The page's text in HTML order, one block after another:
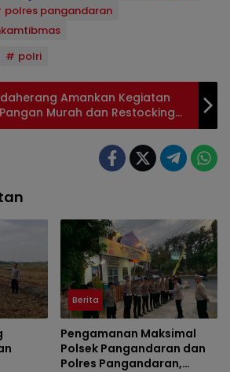
polres pangandaran
polri
Amankan Kegiatan
Murah dan Restocking
Berita
Pengamanan Maksimal
Polsek Pangandaran dan
Polres Pangandaran,